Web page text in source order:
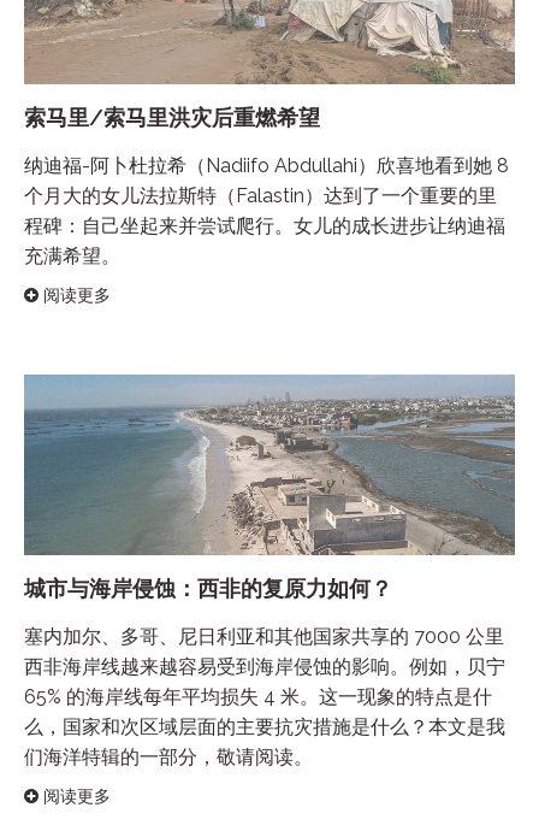
索马里/索马里洪灾后重燃希望
纳迪福-阿卜杜拉希（Nadiifo Abdullahi）欣喜地看到她 8
个月大的女儿法拉斯特（Falastin）达到了一个重要的里
程碑：自己坐起来并尝试爬行。女儿的成长进步让纳迪福
充满希望。
阅读更多
城市与海岸侵蚀：西非的复原力如何？
塞内加尔、多哥、尼日利亚和其他国家共享的 7000 公里
西非海岸线越来越容易受到海岸侵蚀的影响。例如，贝宁
65% 的海岸线每年平均损失 4 米。这一现象的特点是什
么，国家和次区域层面的主要抗灾措施是什么？本文是我
们海洋特辑的一部分，敬请阅读。
阅读更多